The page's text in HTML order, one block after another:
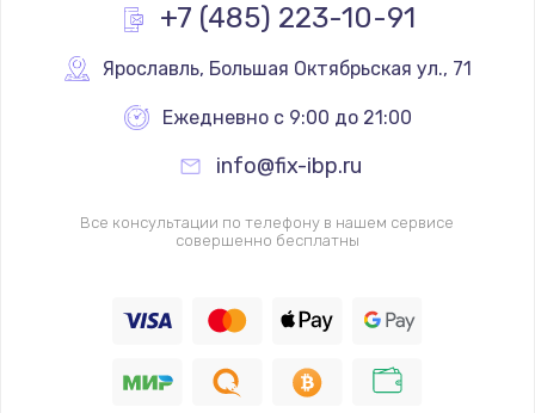
+7 (485) 223-10-91
Ярославль, Большая Октябрьская ул., 71
Ежедневно с 9:00 до 21:00
info@fix-ibp.ru
Все консультации по телефону в нашем сервисе
совершенно бесплатны